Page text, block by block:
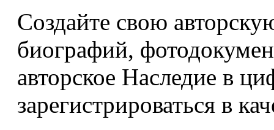
Создайте свою
биографий,
авторское Наследие в
зарегистрироваться в